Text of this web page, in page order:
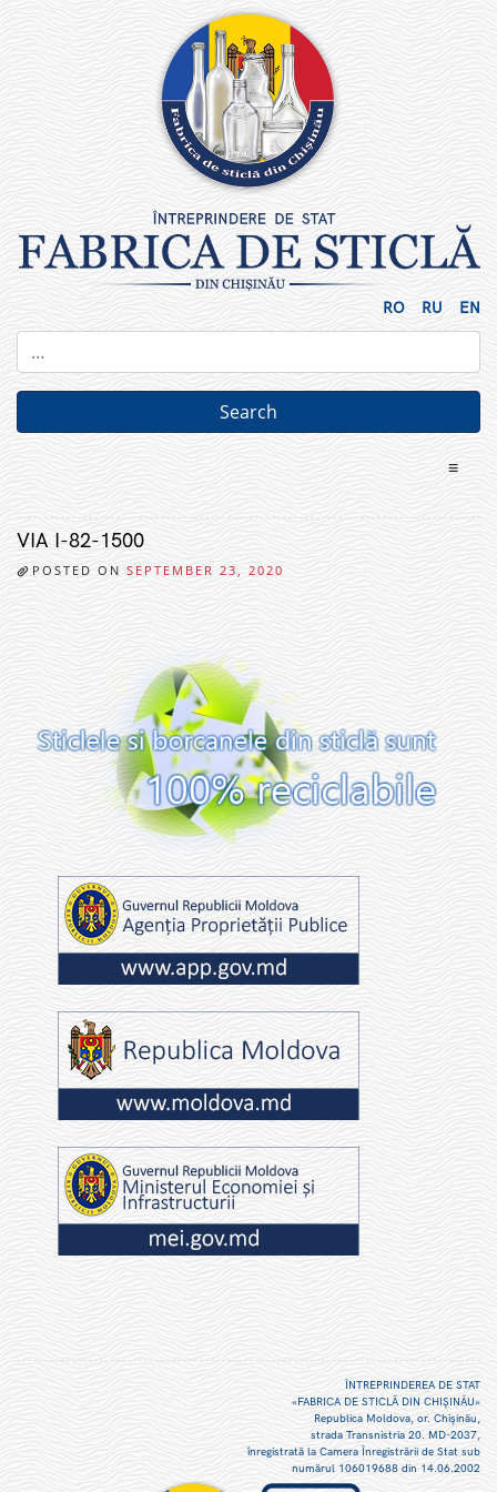
RO RU EN
≡
VIA I-82-1500
POSTED ON SEPTEMBER 23, 2020
ÎNTREPRINDEREA DE STAT
«FABRICA DE STICLĂ DIN CHIŞINĂU»
Republica Moldova, or. Chişinău,
strada Transnistria 20. MD-2037,
înregistrată la Camera Înregistrării de Stat sub
numărul 106019688 din 14.06.2002